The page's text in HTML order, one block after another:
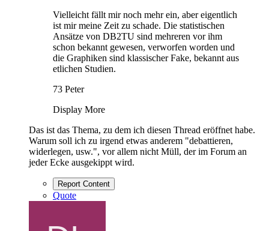
Vielleicht fällt mir noch mehr ein, aber eigentlich
ist mir meine Zeit zu schade. Die statistischen
Ansätze von DB2TU sind mehreren vor ihm
schon bekannt gewesen, verworfen worden und
die Graphiken sind klassischer Fake, bekannt aus
etlichen Studien.
73 Peter
Display More
Das ist das Thema, zu dem ich diesen Thread eröffnet habe.
Warum soll ich zu irgend etwas anderem "debattieren,
widerlegen, usw.", vor allem nicht Müll, der im Forum an
jeder Ecke ausgekippt wird.
Report Content
Quote